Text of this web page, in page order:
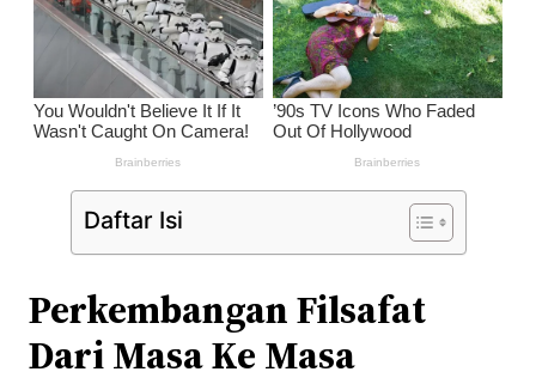
Daftar Isi
Perkembangan Filsafat
Dari Masa Ke Masa